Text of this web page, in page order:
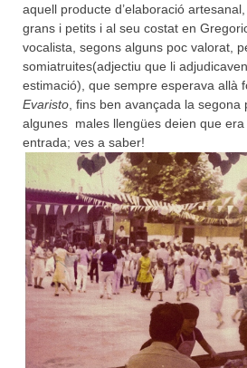
aquell producte d’elaboració
grans i petits i al seu costat en
vocalista, segons alguns poc valorat,
somiatruites(adjectiu que li
estimació), que sempre esperava allà
Evaristo , fins ben avançada la
algunes males llengües deien que
entrada; ves a saber!